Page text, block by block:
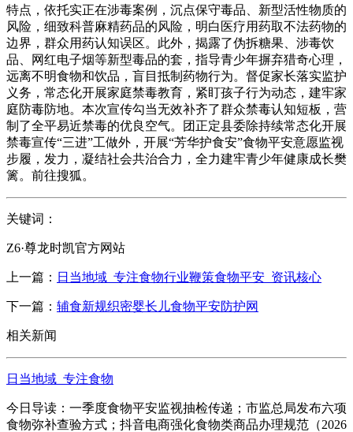
特点，依托实正在涉毒案例，沉点保守毒品、新型活性物质的
风险，细致科普麻精药品的风险，明白医疗用药取不法药物的
边界，群众用药认知误区。此外，揭露了伪拆糖果、涉毒饮
品、网红电子烟等新型毒品的套，指导青少年摒弃猎奇心理，
远离不明食物和饮品，盲目抵制药物行为。督促家长落实监护
义务，常态化开展家庭禁毒教育，紧盯孩子行为动态，建牢家
庭防毒防地。本次宣传勾当无效补齐了群众禁毒认知短板，营
制了全平易近禁毒的优良空气。团正定县委除持续常态化开展
禁毒宣传“三进”工做外，开展“芳华护食安”食物平安意愿监视
步履，发力，凝结社会共治合力，全力建牢青少年健康成长樊
篱。前往搜狐。
关键词：
Z6·尊龙时凯官方网站
上一篇： 日当地域_专注食物行业鞭策食物平安_资讯核心
下一篇： 辅食新规织密婴长儿食物平安防护网
相关新闻
日当地域_专注食物
今日导读：一季度食物平安监视抽检传递；市监总局发布六项
食物弥补查验方式；抖音电商强化食物类商品办理规范（2026